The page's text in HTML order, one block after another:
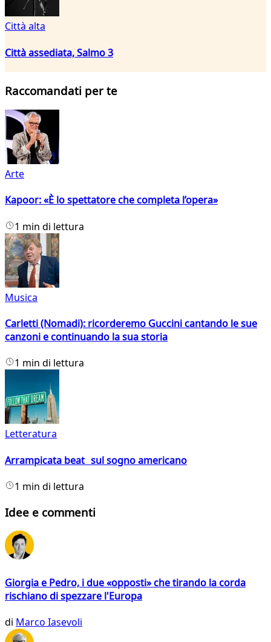
Città alta
Città assediata, Salmo 3
Raccomandati per te
Arte
Kapoor: «È lo spettatore che completa l’opera»
1 min di lettura
Musica
Carletti (Nomadi): ricorderemo Guccini cantando le sue
canzoni e continuando la sua storia
1 min di lettura
Letteratura
Arrampicata beat sul sogno americano
1 min di lettura
Idee e commenti
Giorgia e Pedro, i due «opposti» che tirando la corda
rischiano di spezzare l'Europa
di Marco Iasevoli